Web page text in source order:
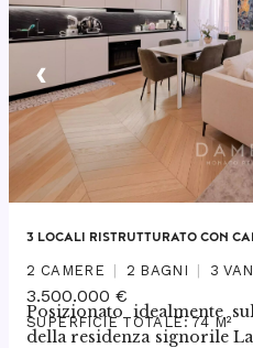
‹
3 LOCALI RISTRUTTURATO CON
2 CAMERE
2 BAGNI 3
3.500.000 €
SUPERFICIE TOTALE: 74 M²
Posizionato idealmente
della residenza signorile